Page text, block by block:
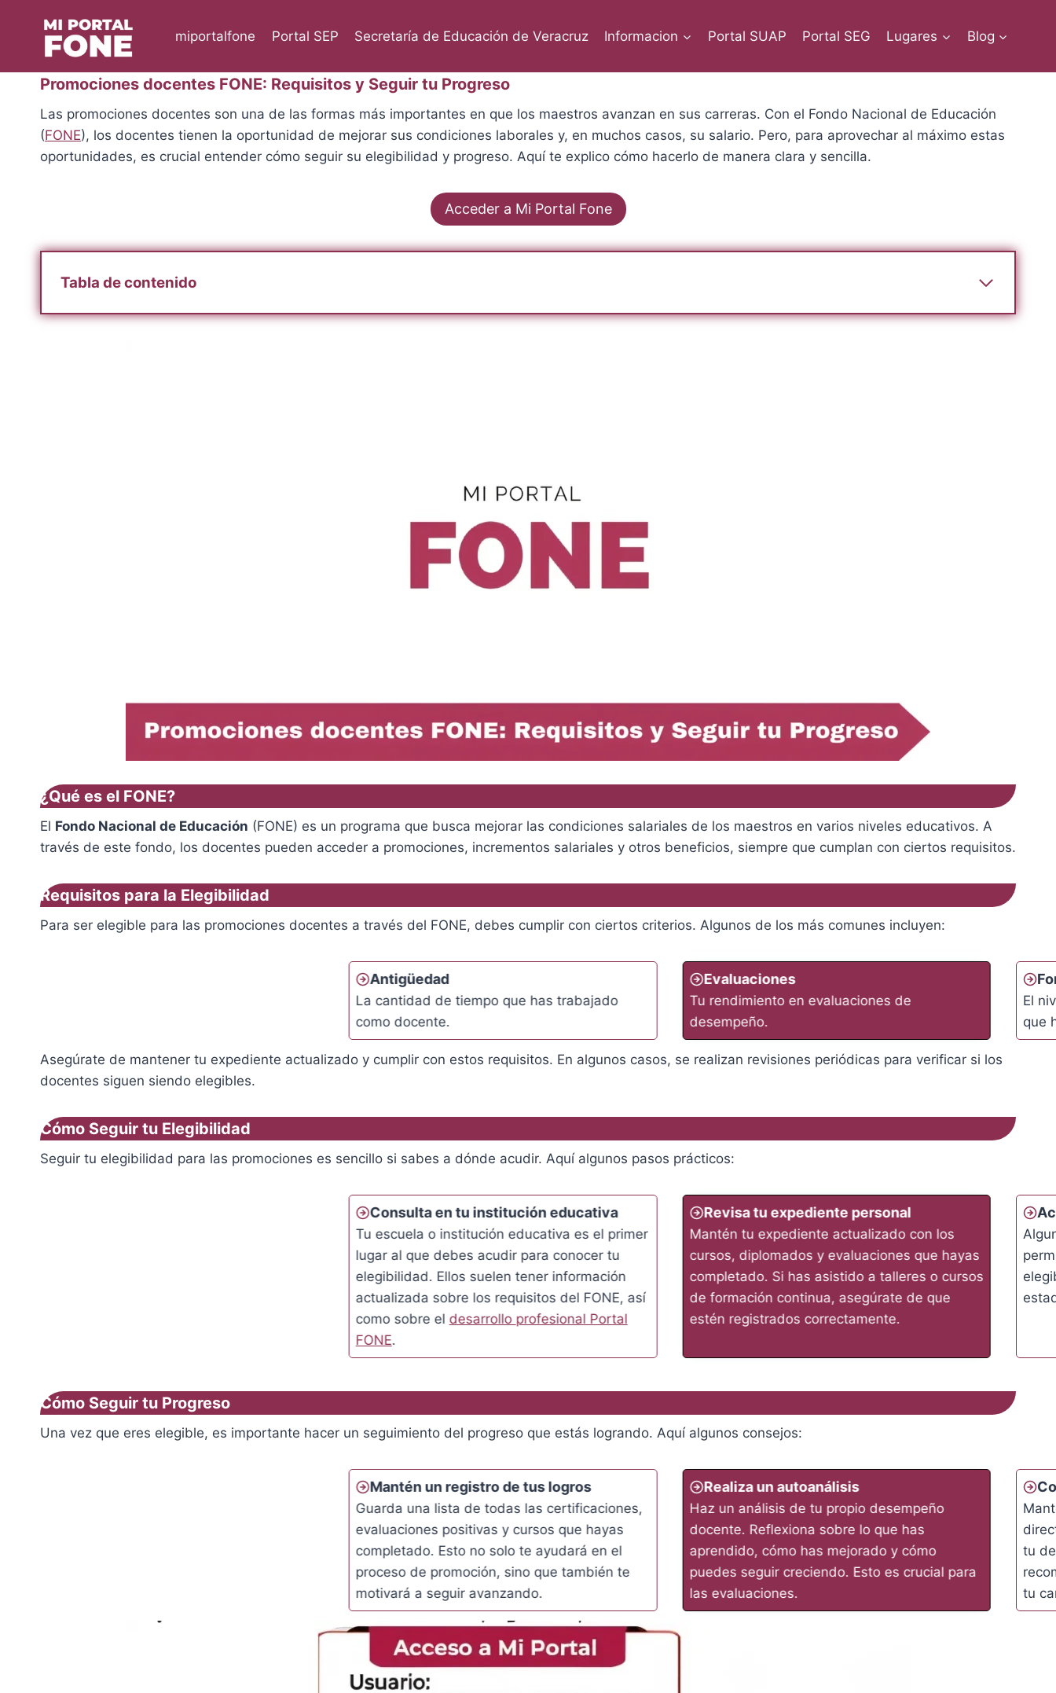
miportalfone Portal SEP Secretaría de Educación de Veracruz Informacion Portal SUAP Portal SEG Lugares Blog
Promociones docentes FONE: Requisitos y Seguir tu Progreso
Las promociones docentes son una de las formas más importantes en que los maestros avanzan en sus carreras. Con el Fondo Nacional de Educación
(FONE), los docentes tienen la oportunidad de mejorar sus condiciones laborales y, en muchos casos, su salario. Pero, para aprovechar al máximo estas
oportunidades, es crucial entender cómo seguir su elegibilidad y progreso. Aquí te explico cómo hacerlo de manera clara y sencilla.
Acceder a Mi Portal Fone
Tabla de contenido
¿Qué es el FONE?
El Fondo Nacional de Educación (FONE) es un programa que busca mejorar las condiciones salariales de los maestros en varios niveles educativos. A
través de este fondo, los docentes pueden acceder a promociones, incrementos salariales y otros beneficios, siempre que cumplan con ciertos requisitos.
Requisitos para la Elegibilidad
Para ser elegible para las promociones docentes a través del FONE, debes cumplir con ciertos criterios. Algunos de los más comunes incluyen:
Antigüedad
La cantidad de tiempo que has trabajado
como docente.
Evaluaciones
Tu rendimiento en evaluaciones de
desempeño.
El
que
Asegúrate de mantener tu expediente actualizado y cumplir con estos requisitos. En algunos casos, se realizan revisiones periódicas para verificar si los
docentes siguen siendo elegibles.
Cómo Seguir tu Elegibilidad
Seguir tu elegibilidad para las promociones es sencillo si sabes a dónde acudir. Aquí algunos pasos prácticos:
Consulta en tu institución educativa
Tu escuela o institución educativa es el primer
lugar al que debes acudir para conocer tu
elegibilidad. Ellos suelen tener información
actualizada sobre los requisitos del FONE, así
como sobre el desarrollo profesional Portal
FONE.
Revisa tu expediente personal
Mantén tu expediente actualizado con los
cursos, diplomados y evaluaciones que hayas
completado. Si has asistido a talleres o cursos
de formación continua, asegúrate de que
estén registrados correctamente.
Cómo Seguir tu Progreso
Una vez que eres elegible, es importante hacer un seguimiento del progreso que estás logrando. Aquí algunos consejos:
Mantén un registro de tus logros
Guarda una lista de todas las certificaciones,
evaluaciones positivas y cursos que hayas
completado. Esto no solo te ayudará en el
proceso de promoción, sino que también te
motivará a seguir avanzando.
Realiza un autoanálisis
Haz un análisis de tu propio desempeño
docente. Reflexiona sobre lo que has
aprendido, cómo has mejorado y cómo
puedes seguir creciendo. Esto es crucial para
las evaluaciones.
tu
tu